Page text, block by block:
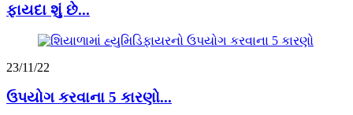
ફાયદા શું છે...
23/11/22
ઉપયોગ કરવાના 5 કારણો...